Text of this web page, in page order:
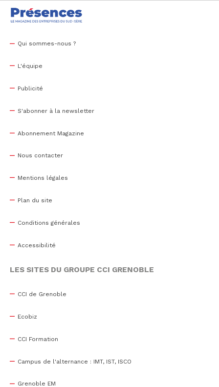
Qui sommes-nous ?
L'équipe
Publicité
S'abonner à la newsletter
Abonnement Magazine
Nous contacter
Mentions légales
Plan du site
Conditions générales
Accessibilité
LES SITES DU GROUPE CCI GRENOBLE
CCI de Grenoble
Ecobiz
CCI Formation
Campus de l'alternance : IMT, IST, ISCO
Grenoble EM